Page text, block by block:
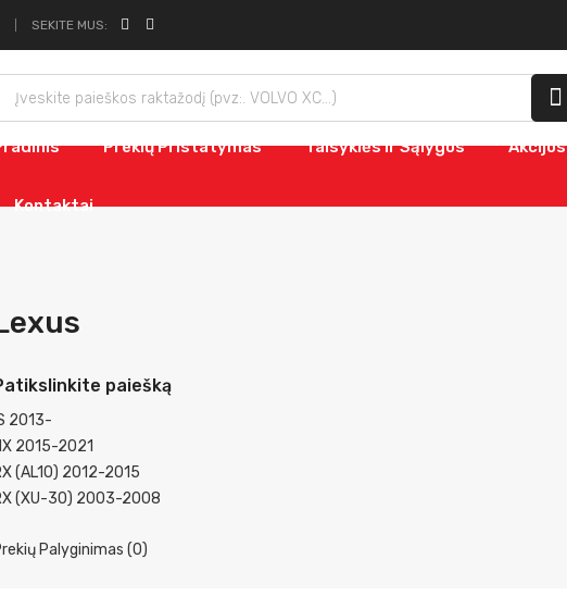
SEKITE MUS:
Prekių Pristatymas Taisyklės Ir Sąlygos Akcijos
Kontaktai
paiešką
2013-
2015-2021
(AL10) 2012-2015
(XU-30) 2003-2008
Palyginimas (0)